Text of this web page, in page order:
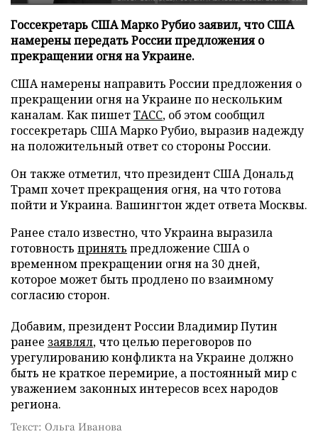
Госсекретарь США Марко Рубио заявил, что США
намерены передать России предложения о
прекращении огня на Украине.
США намерены направить России предложения о
прекращении огня на Украине по нескольким
каналам. Как пишетТАСС, об этом сообщил
госсекретарь США Марко Рубио, выразив надежду
на положительный ответ со стороны России.
Он также отметил, что президент США Дональд
Трамп хочет прекращения огня, на что готова
пойти и Украина. Вашингтон ждет ответа Москвы.
Ранее стало известно, что Украина выразила
готовность принять предложение США о
временном прекращении огня на 30 дней,
которое может быть продлено по взаимному
согласию сторон.
Добавим, президент России Владимир Путин
ранее заявлял, что целью переговоров по
урегулированию конфликта на Украине должно
быть не краткое перемирие, а постоянный мир с
уважением законных интересов всех народов
региона.
Текст: Ольга Иванова